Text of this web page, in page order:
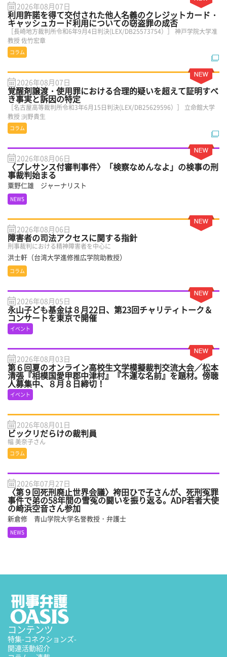
2026年08月07日
利用許諾を得て交付された他人名義のクレジットカード・
キャッシュカード利用についての窃盗罪の成否
［長崎地方裁判所令和6年9月4日判決(LEX/DB25573754）］ 神戸学院大学准
教授 佐竹宏章
コラム
2026年08月07日
覚醒剤譲渡・使用罪における合理的疑いを超えて証明すべ
き事実と訴因の特定
［名古屋高等裁判所令和3年6月15日判決(LEX/DB25629596）］ 立命館大学
教授 渕野貴生
コラム
2026年08月06日
〈プレサンス付審判事件〉「検察なめんなよ」の検事の刑
事裁判始まる
粟野仁雄 ジャーナリスト
NEWS
2026年08月06日
障害者の司法アクセスに関する指針
刑事裁判における精神障害者を中心に
洪士軒（台湾大学進修推広学院助教授）
コラム
2026年08月05日
永山子ども基金は８月22日、第23回チャリティトーク＆
コンサートを東京で開催
イベント
2026年08月03日
第６回夏のオンライン高校生文学模擬裁判交流大会／松本
清張『相模国愛甲郡中津村』『不運な名前』を題材。傍聴
人募集中、８月８日締切！
イベント
2026年08月01日
ビックリだらけの裁判員
幅 美奈子さん
コラム
2026年07月27日
〈第９回死刑廃止世界会議〉袴田ひで子さんが、死刑冤罪
事件で弟の58年間の雪冤の闘いを振り返る。ADP若者大使
の崎浜空音さん参加
新倉修 青山学院大学名誉教授・弁護士
NEWS
コンテンツ
特集-コネクションズ-
関連活動紹介